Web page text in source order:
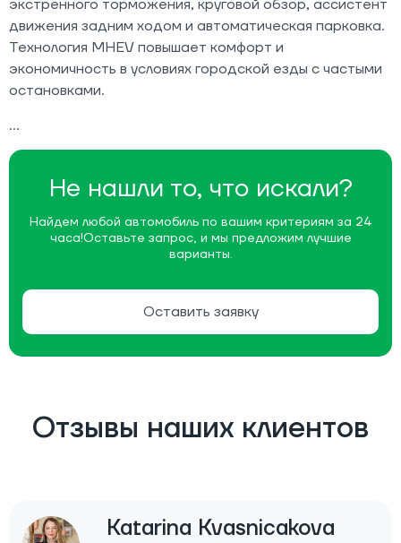
Не нашли то, что искали?
Найдем любой автомобиль по вашим критериям за 24
часа!Оставьте запрос, и мы предложим лучшие
варианты.
Оставить заявку
экстренного торможения, круговой обзор, ассистент
движения задним ходом и автоматическая парковка.
Технология MHEV повышает комфорт и
экономичность в условиях городской езды с частыми
остановками.
Отзывы наших клиентов
Katarina Kvasnicakova